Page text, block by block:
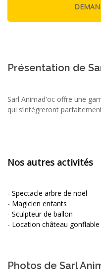
Présentation de
Sarl Animad'oc offre une
qui s’intégreront
Nos autres activités
- Spectacle arbre de noël
- Magicien enfants
- Sculpteur de ballon
- Location château gonflable
Photos de Sarl